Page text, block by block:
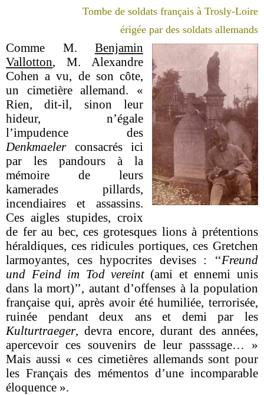
Tombe de soldats français à Trosly-Loire
érigée par des soldats allemands
Comme M. Benjamin
Vallotton, M. Alexandre
Cohen a vu, de son côte,
un cimetière allemand. «
Rien, dit-il, sinon leur
hideur, n’égale
l’impudence des
Denkmaelerconsacrés ici
par les pandours à la
mémoire de leurs
kamerades pillards,
incendiaires et assassins.
Ces aigles stupides, croix
de fer au bec, ces grotesques lions à prétentions
héraldiques, ces ridicules portiques, ces Gretchen
larmoyantes, ces hypocrites devises : ‘‘Freund
und Feind im Tod vereint(ami et ennemi unis
dans la mort)’’, autant d’offenses à la population
française qui, après avoir été humiliée, terrorisée,
ruinée pendant deux ans et demi par les
Kulturtraeger, devra encore, durant des années,
apercevoir ces souvenirs de leur passsage… »
Mais aussi « ces cimetières allemands sont pour
les Français des mémentos d’une incomparable
éloquence ».